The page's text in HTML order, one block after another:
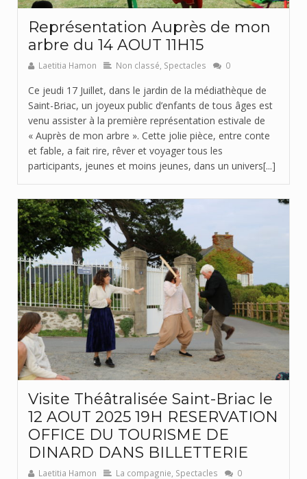
Représentation Auprès de mon
arbre du 14 AOUT 11H15
Laetitia Hamon Non classé Spectacles 0
Ce jeudi 17 Juillet, dans le jardin de la médiathèque de
Saint-Briac, un joyeux public d’enfants de tous âges est
venu assister à la première représentation estivale de
« Auprès de mon arbre ». Cette jolie pièce, entre conte
et fable, a fait rire, rêver et voyager tous les
participants, jeunes et moins jeunes, dans un univers[...]
Visite Théâtralisée Saint-Briac le
12 AOUT 2025 19H RESERVATION
OFFICE DU TOURISME DE
DINARD DANS BILLETTERIE
Laetitia Hamon La compagnie Spectacles 0